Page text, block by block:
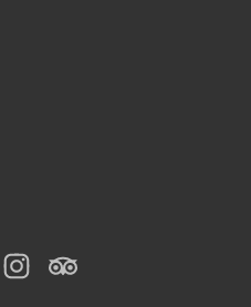
InstagramTripadvisor